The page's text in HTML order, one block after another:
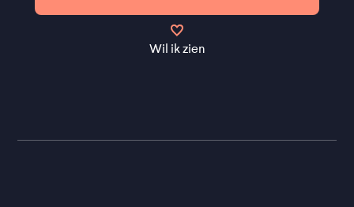
Wil ik zien